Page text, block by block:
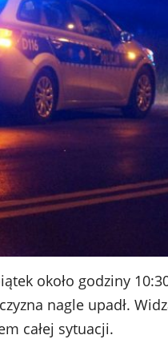
około godziny
nagle upadł.
całej sytuacji.